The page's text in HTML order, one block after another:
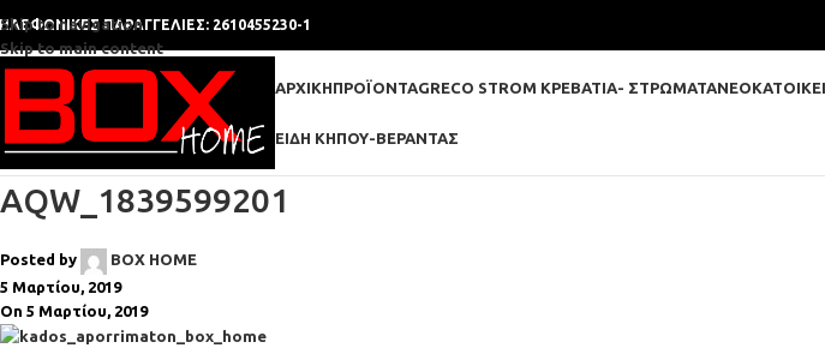
Skip to navigation
Skip to main content
ΠΑΡΑΓΓΕΛΙΕΣ: 2610455230-1
ΑΡΧΙΚΉΠΡΟΪΌΝΤΑGRECO STROM ΚΡΕΒΑΤΙΑ- ΣΤΡΩΜΑΤΑ
ΕΊΔΗ ΚΉΠΟΥ-ΒΕΡΆΝΤΑΣ
AQW_1839599201
Posted by
BOX HOME
5 Μαρτίου, 2019
On 5 Μαρτίου, 2019